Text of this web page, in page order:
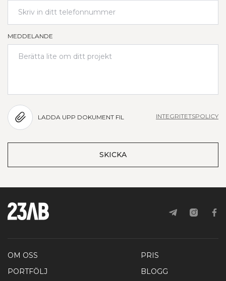
MEDDELANDE
LADDA UPP DOKUMENT FIL INTEGRITETSPOLICY
SKICKA
OM OSS
PRIS
PORTFÖLJ
BLOGG